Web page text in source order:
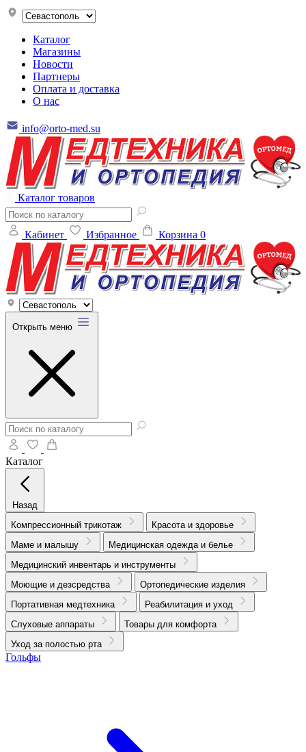
Каталог
Магазины
Новости
Партнеры
Оплата и доставка
О нас
info@orto-med.su
Каталог товаров
Кабинет Избранное Корзина 0
Открыть меню
Каталог
Назад
Компрессионный трикотаж
Красота и здоровье
Маме и малышу
Медицинская одежда и белье
Медицинский инвентарь и инструменты
Моющие и дезсредства
Ортопедические изделия
Портативная медтехника
Реабилитация и уход
Слуховые аппараты
Товары для комфорта
Уход за полостью рта
Гольфы